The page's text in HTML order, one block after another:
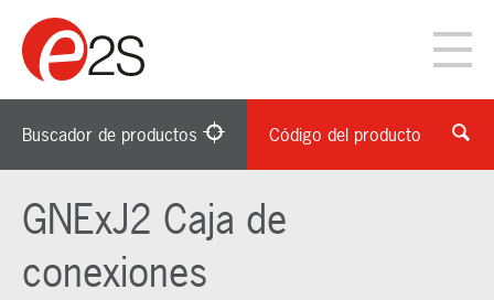
Buscador de productos Código del producto
GNExJ2 Caja de
conexiones